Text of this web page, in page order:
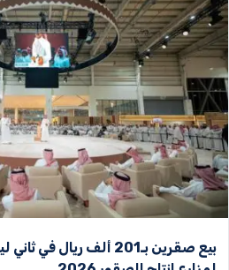
بيع صقرين بـ201 ألف ريال